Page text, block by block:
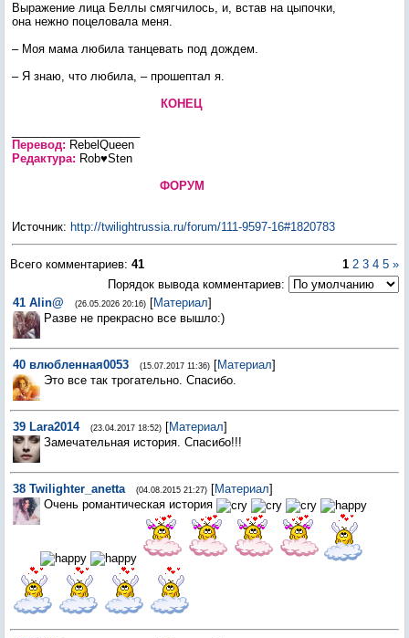
Выражение лица Беллы смягчилось, и, встав на цыпочки,
она нежно поцеловала меня.
– Моя мама любила танцевать под дождем.
– Я знаю, что любила, – прошептал я.
КОНЕЦ
Перевод: RebelQueen
Редактура: Rob♥Sten
ФОРУМ
Источник: http://twilightrussia.ru/forum/111-9597-16#1820783
Всего комментариев: 41 1 2 3 4 5 »
Порядок вывода комментариев:
41 Alin@ (26.05.2026 20:16) [Материал]
Разве не прекрасно все вышло:)
40 влюбленная0053 (15.07.2017 11:36) [Материал]
Это все так трогательно. Спасибо.
39 Lara2014 (23.04.2017 18:52) [Материал]
Замечательная история. Спасибо!!!
38 Twilighter_anetta (04.08.2015 21:27) [Материал]
Очень романтическая история